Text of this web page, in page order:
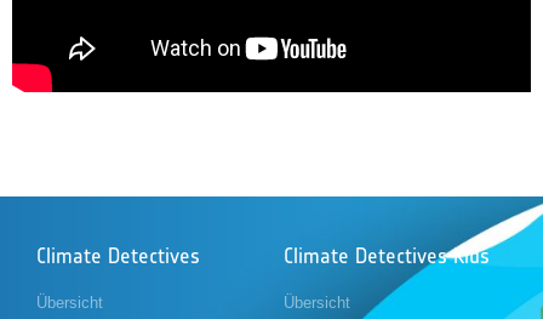
Climate Detectives
Übersicht
Climate Detectives Kids
Übersicht